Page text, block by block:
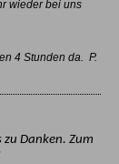
wieder bei uns
4 Stunden da. P.
Danken. Zum